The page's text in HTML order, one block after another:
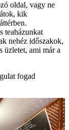
oldal, vagy ne
kik
teaházunkat
nehéz időszakok,
üzletet, ami már a
fogad